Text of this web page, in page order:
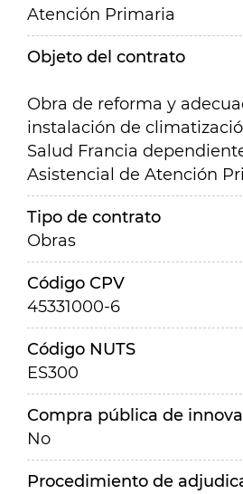
Atención Primaria
Objeto del contrato
Obra de reforma y
instalación de
Salud Francia
Asistencial de Atención
Tipo de contrato
Obras
Código CPV
45331000-6
Código NUTS
ES300
Compra pública de
No
Procedimiento de